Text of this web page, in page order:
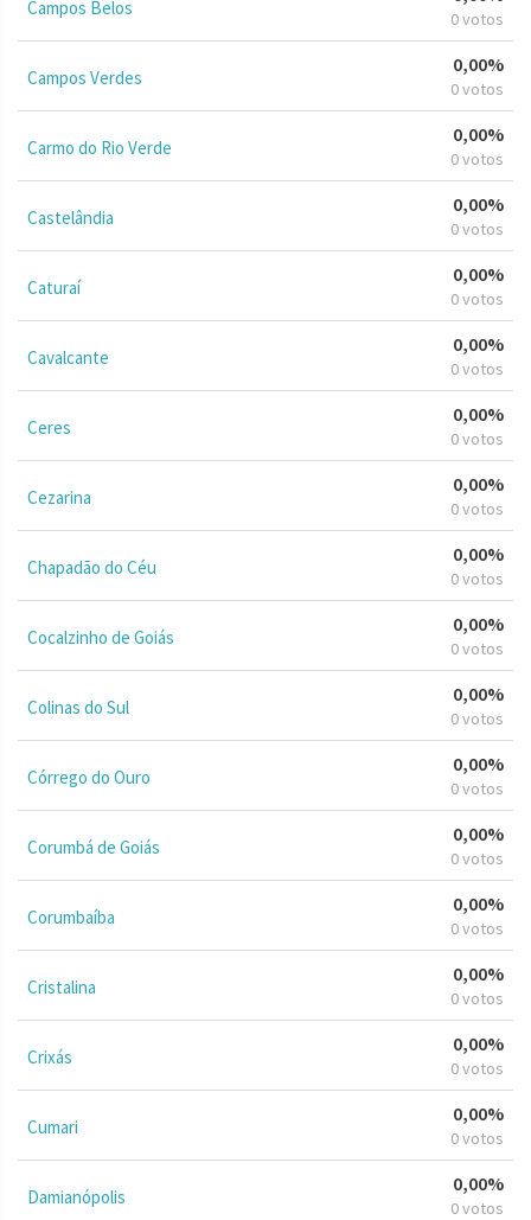
Campos Belos 0 votos
Campos Verdes
0,00%
0 votos
Carmo do Rio Verde
0,00%
0 votos
Castelândia
0,00%
0 votos
Caturaí
0,00%
0 votos
Cavalcante
0,00%
0 votos
Ceres
0,00%
0 votos
Cezarina
0,00%
0 votos
Chapadão do Céu
0,00%
0 votos
Cocalzinho de Goiás
0,00%
0 votos
Colinas do Sul
0,00%
0 votos
Córrego do Ouro
0,00%
0 votos
Corumbá de Goiás
0,00%
0 votos
Corumbaíba
0,00%
0 votos
Cristalina
0,00%
0 votos
Crixás
0,00%
0 votos
Cumari
0,00%
0 votos
Damianópolis
0,00%
0 votos